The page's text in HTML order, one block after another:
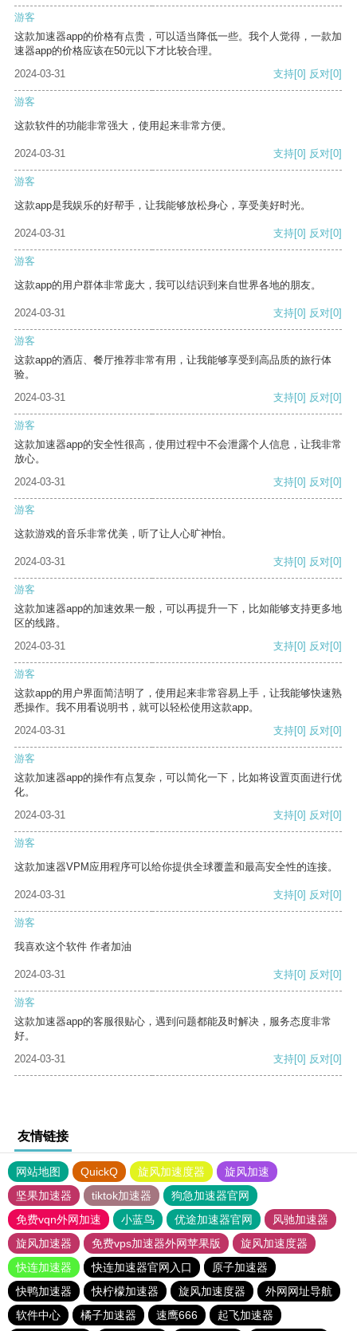
游客
这款加速器app的价格有点贵，可以适当降低一些。我个人觉得，一款加
速器app的价格应该在50元以下才比较合理。
2024-03-31
支持[0] 反对[0]
游客
这款软件的功能非常强大，使用起来非常方便。
2024-03-31 支持[0] 反对[0]
游客
这款app是我娱乐的好帮手，让我能够放松身心，享受美好时光。
2024-03-31 支持[0] 反对[0]
游客
这款app的用户群体非常庞大，我可以结识到来自世界各地的朋友。
2024-03-31 支持[0] 反对[0]
游客
这款app的酒店、餐厅推荐非常有用，让我能够享受到高品质的旅行体
验。
2024-03-31
支持[0] 反对[0]
游客
这款加速器app的安全性很高，使用过程中不会泄露个人信息，让我非常
放心。
2024-03-31
支持[0] 反对[0]
游客
这款游戏的音乐非常优美，听了让人心旷神怡。
2024-03-31 支持[0] 反对[0]
游客
这款加速器app的加速效果一般，可以再提升一下，比如能够支持更多地
区的线路。
2024-03-31
支持[0] 反对[0]
游客
这款app的用户界面简洁明了，使用起来非常容易上手，让我能够快速熟
悉操作。我不用看说明书，就可以轻松使用这款app。
2024-03-31
支持[0] 反对[0]
游客
这款加速器app的操作有点复杂，可以简化一下，比如将设置页面进行优
化。
2024-03-31
支持[0] 反对[0]
游客
这款加速器VPM应用程序可以给你提供全球覆盖和最高安全性的连接。
2024-03-31 支持[0] 反对[0]
游客
我喜欢这个软件 作者加油
2024-03-31 支持[0] 反对[0]
游客
这款加速器app的客服很贴心，遇到问题都能及时解决，服务态度非常
好。
2024-03-31
支持[0] 反对[0]
友情链接
网站地图 QuickQ 旋风加速度器
旋风加速
坚果加速器
tiktok加速器
狗急加速器官网
免费vqn外网加速
小蓝鸟 优途加速器官网
风驰加速器
旋风加速器
免费vps加速器外网苹果版
旋风加速度器
快连加速器
快连加速器官网入口
原子加速器
快鸭加速器
快柠檬加速器 旋风加速度器
外网网址导航
软件中心
橘子加速器 速鹰666 起飞加速器